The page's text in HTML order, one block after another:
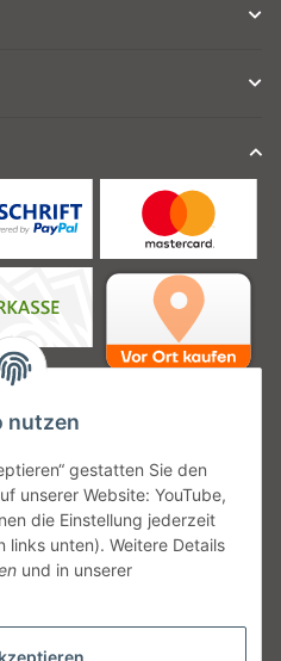
nutzen
gestatten Sie den
unserer Website: YouTube,
die Einstellung jederzeit
unten). Weitere Details
und in unserer